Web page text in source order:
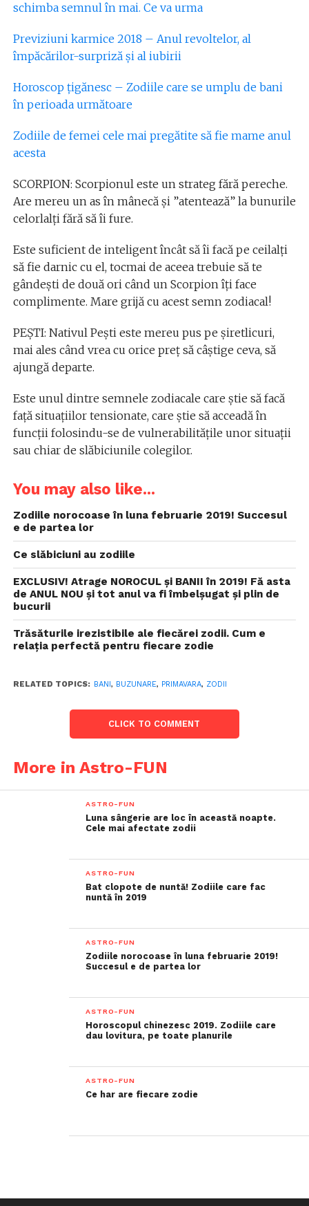
schimba semnul în mai. Ce va urma
Previziuni karmice 2018 – Anul revoltelor, al
împăcărilor-surpriză și al iubirii
Horoscop țigănesc – Zodiile care se umplu de bani
în perioada următoare
Zodiile de femei cele mai pregătite să fie mame anul
acesta
SCORPION: Scorpionul este un strateg fără pereche.
Are mereu un as în mânecă și ”atentează” la bunurile
celorlalți fără să îi fure.
Este suficient de inteligent încât să îi facă pe ceilalți
să fie darnic cu el, tocmai de aceea trebuie să te
gândești de două ori când un Scorpion îți face
complimente. Mare grijă cu acest semn zodiacal!
PEȘTI: Nativul Pești este mereu pus pe șiretlicuri,
mai ales când vrea cu orice preț să câștige ceva, să
ajungă departe.
Este unul dintre semnele zodiacale care știe să facă
față situațiilor tensionate, care știe să acceadă în
funcții folosindu-se de vulnerabilitățile unor situații
sau chiar de slăbiciunile colegilor.
You may also like...
Zodiile norocoase în luna februarie 2019! Succesul
e de partea lor
Ce slăbiciuni au zodiile
EXCLUSIV! Atrage NOROCUL și BANII în 2019! Fă asta
de ANUL NOU și tot anul va fi îmbelșugat și plin de
bucurii
Trăsăturile irezistibile ale fiecărei zodii. Cum e
relaţia perfectă pentru fiecare zodie
RELATED TOPICS: BANI, BUZUNARE, PRIMAVARA, ZODII
CLICK TO COMMENT
More in Astro-FUN
ASTRO-FUN
Luna sângerie are loc în această noapte.
Cele mai afectate zodii
ASTRO-FUN
Bat clopote de nuntă! Zodiile care fac
nuntă în 2019
ASTRO-FUN
Zodiile norocoase în luna februarie 2019!
Succesul e de partea lor
ASTRO-FUN
Horoscopul chinezesc 2019. Zodiile care
dau lovitura, pe toate planurile
ASTRO-FUN
Ce har are fiecare zodie